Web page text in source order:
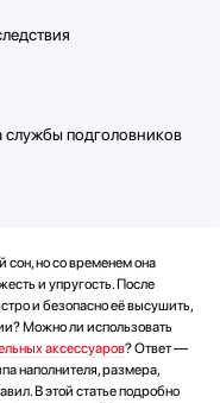
подголовников
но со временем она
и упругость. После
и безопасно её высушить,
Можно ли использовать
аксессуаров? Ответ —
наполнителя, размера,
В этой статье подробно